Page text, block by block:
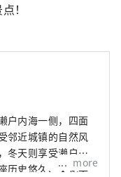
！
户内海一侧，四面
邻近城镇的自然风
冬天则享受濑户内
历史悠久、文化丰
more